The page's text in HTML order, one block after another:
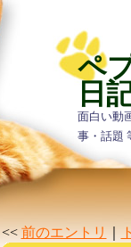
ペ
日
面白い動
事・話題
<<前のエントリ｜